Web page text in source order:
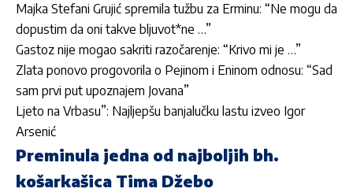
Majka Stefani Grujić spremila tužbu za Erminu: “Ne mogu da
dopustim da oni takve bljuvot*ne …”
Gastoz nije mogao sakriti razočarenje: “Krivo mi je …”
Zlata ponovo progovorila o Pejinom i Eninom odnosu: “Sad
sam prvi put upoznajem Jovana”
Ljeto na Vrbasu”: Najljepšu banjalučku lastu izveo Igor
Arsenić
Preminula jedna od najboljih bh.
košarkašica Tima Džebo